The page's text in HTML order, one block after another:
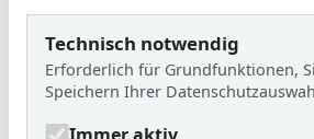
Alle Aktuelles
Bildergalerien
Technisch notwendig
Erforderlich für Grundfunktionen,
Speichern Ihrer